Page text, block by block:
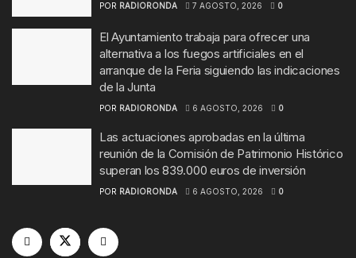
POR RADIORONDA 7 AGOSTO, 2026 0
El Ayuntamiento trabaja para ofrecer una
alternativa a los fuegos artificiales en el
arranque de la Feria siguiendo las indicaciones
de la Junta
POR RADIORONDA 6 AGOSTO, 2026 0
Las actuaciones aprobadas en la última
reunión de la Comisión de Patrimonio Histórico
superan los 839.000 euros de inversión
POR RADIORONDA 6 AGOSTO, 2026 0